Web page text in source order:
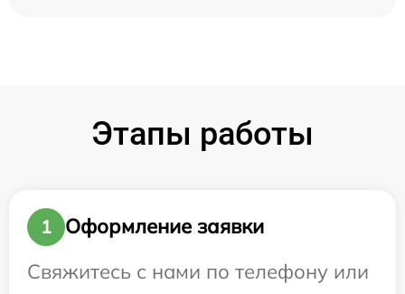
Этапы работы
1
Оформление заявки
Свяжитесь с нами по телефону или